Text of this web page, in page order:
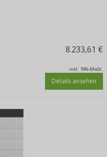
8.233,61 €
inkl. 19% MwSt.
Details ansehen